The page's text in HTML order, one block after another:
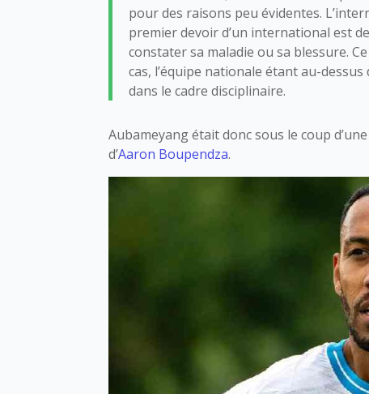
pour des raisons peu évidentes.
premier devoir d’un international est
constater sa maladie ou sa blessure.
cas, l’équipe nationale étant au-
dans le cadre disciplinaire.
Aubameyang était donc sous le coup
d’Aaron Boupendza.